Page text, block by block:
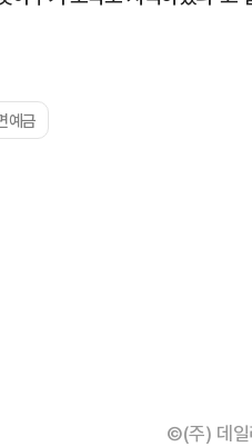
예금
©(주) 데일